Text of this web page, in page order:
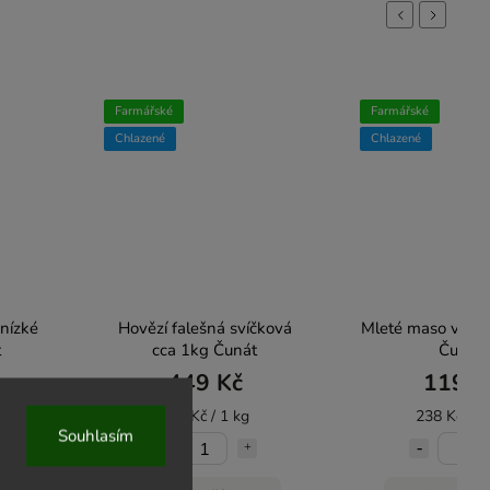
Souhlasím
Previous
Farmářské
Chlazené
Hovězí falešná svíčková
cca 1kg Čunát
449 Kč
449 Kč / 1 kg
Farmářské
Chlazené
Mleté maso
Čunát
119
238 Kč / 1
Next